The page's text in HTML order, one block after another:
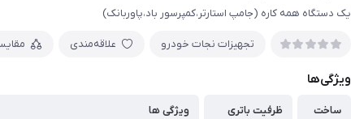
یک دستگاه همه کاره (جامپ استارتر،کمپرسور باد،پاوربانک)
تجهیزات نجات خودرو علاقه‌مندی
ویژگی‌ها
ساخت
ظرفیت باتری
ویژگی ها